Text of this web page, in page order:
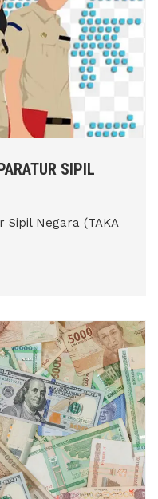
SIPIL
Sipil Negara (TAKA